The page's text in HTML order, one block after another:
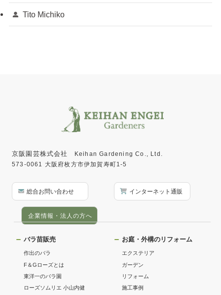
Tito Michiko
京阪園芸株式会社
Keihan Gardening Co., Ltd.
573-0061 大阪府枚方市伊加賀寿町1-5
総合お問い合わせ インターネット通販
企業情報・法人の方へ
バラ苗販売
作出のバラ
F＆Gローズとは
東洋一のバラ園
ローズソムリエ 小山内健
お庭・外構のリフォーム
エクステリア
ガーデン
リフォーム
施工事例